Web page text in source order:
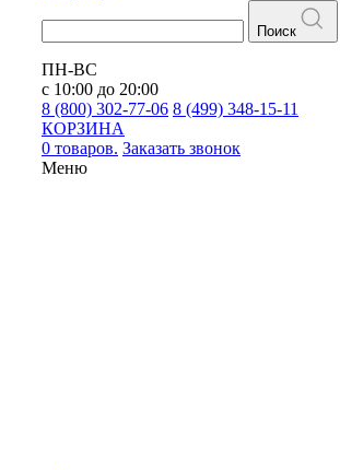
Поиск
ПН-ВС
с 10:00 до 20:00
8 (800) 302-77-06 8 (499) 348-15-11
КОРЗИНА
0 товаров. Заказать звонок
Меню